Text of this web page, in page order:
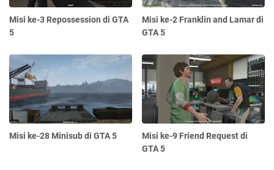
Misi ke-3 Repossession di GTA
5
Misi ke-2 Franklin and Lamar di
GTA 5
Misi ke-28 Minisub di GTA 5
Misi ke-9 Friend Request di
GTA 5